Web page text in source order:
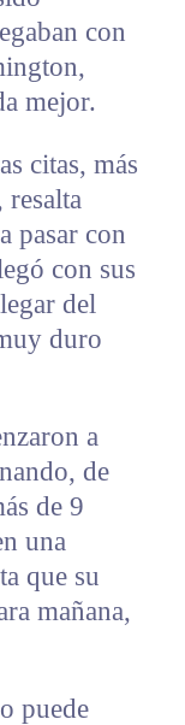
con
mejor.
citas, más
resalta
pasar con
con sus
del
duro
a
de
de 9
una
que su
mañana,
puede